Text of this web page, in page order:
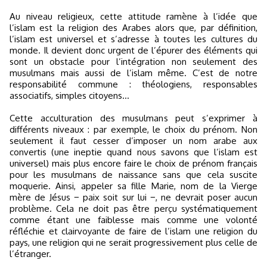
Au niveau religieux, cette attitude ramène à l’idée que
l’islam est la religion des Arabes alors que, par définition,
l’islam est universel et s’adresse à toutes les cultures du
monde. Il devient donc urgent de l’épurer des éléments qui
sont un obstacle pour l’intégration non seulement des
musulmans mais aussi de l’islam même. C’est de notre
responsabilité commune : théologiens, responsables
associatifs, simples citoyens...
Cette acculturation des musulmans peut s’exprimer à
différents niveaux : par exemple, le choix du prénom. Non
seulement il faut cesser d’imposer un nom arabe aux
convertis (une ineptie quand nous savons que l’islam est
universel) mais plus encore faire le choix de prénom français
pour les musulmans de naissance sans que cela suscite
moquerie. Ainsi, appeler sa fille Marie, nom de la Vierge
mère de Jésus − paix soit sur lui −, ne devrait poser aucun
problème. Cela ne doit pas être perçu systématiquement
comme étant une faiblesse mais comme une volonté
réfléchie et clairvoyante de faire de l’islam une religion du
pays, une religion qui ne serait progressivement plus celle de
l’étranger.